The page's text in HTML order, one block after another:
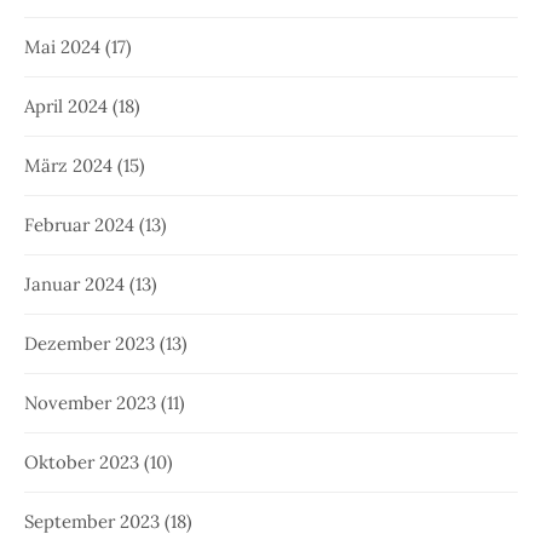
Mai 2024 (17)
April 2024 (18)
März 2024 (15)
Februar 2024 (13)
Januar 2024 (13)
Dezember 2023 (13)
November 2023 (11)
Oktober 2023 (10)
September 2023 (18)